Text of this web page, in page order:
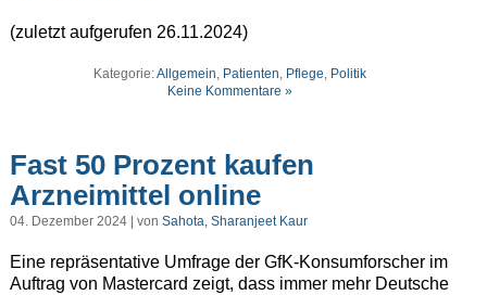
(zuletzt aufgerufen 26.11.2024)
Kategorie:Allgemein, Patienten, Pflege, Politik
Keine Kommentare »
Fast 50 Prozent kaufen
Arzneimittel online
04. Dezember 2024 | von Sahota, Sharanjeet Kaur
Eine repräsentative Umfrage der GfK-Konsumforscher im
Auftrag von Mastercard zeigt, dass immer mehr Deutsche